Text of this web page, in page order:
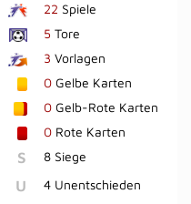
22 Spiele
5 Tore
3 Vorlagen
0Gelbe Karten
0Gelb-Rote Karten
0Rote Karten
S 8 Siege
U 4 Unentschieden